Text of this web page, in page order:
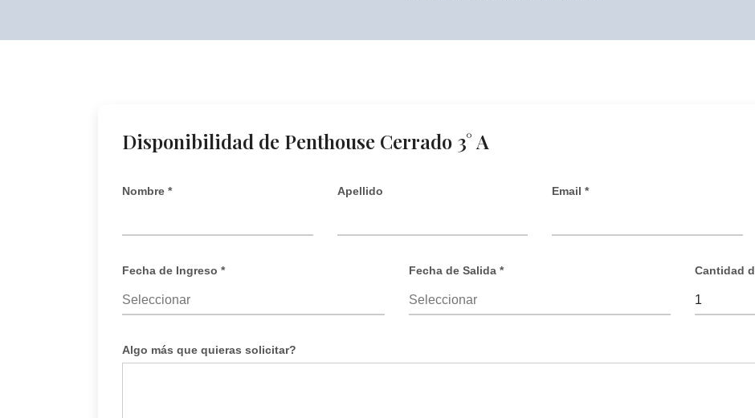
Disponibilidad de Penthouse Cerrado 3° A
Nombre * Apellido Email *
Fecha de Ingreso * Fecha de Salida * Cantidad
Algo más que quieras solicitar?